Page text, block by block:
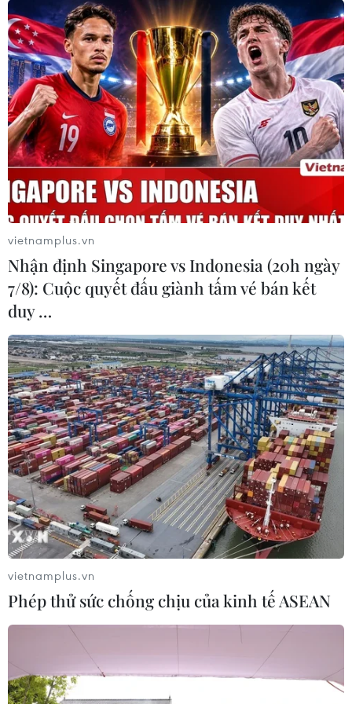
vietnamplus.vn
Nhận định Singapore vs Indonesia (20h ngày
7/8): Cuộc quyết đấu giành tấm vé bán kết
duy …
vietnamplus.vn
Phép thử sức chống chịu của kinh tế ASEAN